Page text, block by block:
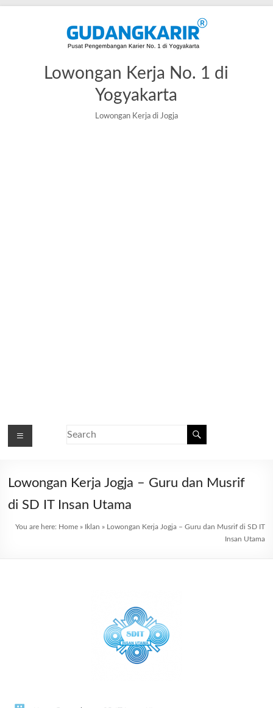
Lowongan Kerja No. 1 di
Yogyakarta
Lowongan Kerja di Jogja
Lowongan Kerja Jogja – Guru dan Musrif
di SD IT Insan Utama
You are here: Home» Iklan » Lowongan Kerja Jogja – Guru dan Musrif di SD IT
Insan Utama